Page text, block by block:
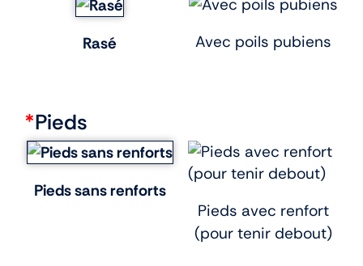
Rasé Avec poils pubiens
*Pieds
Pieds sans renforts
Pieds avec renfort
(pour tenir debout)